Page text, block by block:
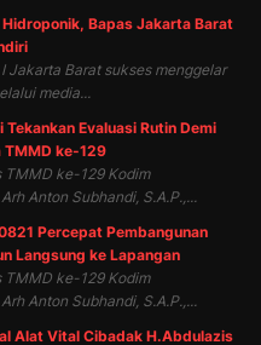
Bapas Jakarta Barat
Jakarta Barat sukses menggelar
media...
Evaluasi Rutin Demi
TMMD ke-129
TMMD ke-129 Kodim
Anton Subhandi, S.A.P.,...
Percepat Pembangunan
Langsung ke Lapangan
TMMD ke-129 Kodim
Anton Subhandi, S.A.P.,...
Alat Vital Cibadak H.Abdulazis